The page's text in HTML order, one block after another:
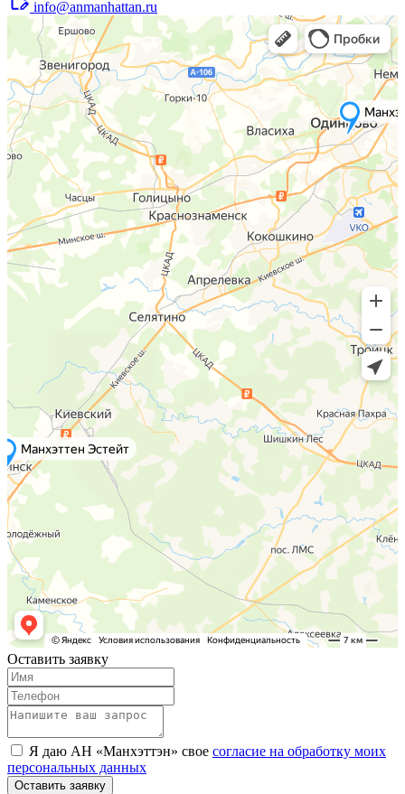
info@anmanhattan.ru
Оставить заявку
Я даю АН «Манхэттэн» свое согласие на обработку моих
персональных данных
Оставить заявку